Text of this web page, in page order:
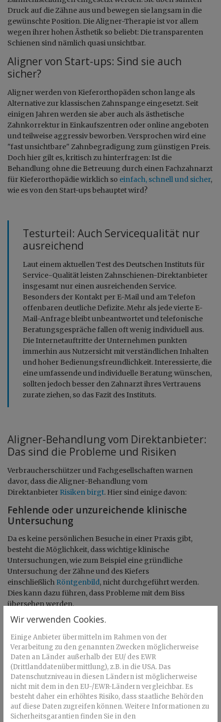
Druck auf die Zähne aus und bewegen sie langsam in die
gewünschte Position. Die Aligner-Therapie ist vor allem
wegen ihrer hohen Ästhetik so beliebt: Die transparenten
Schienen sind nämlich quasi unsichtbar.
Aligner von Start-ups: Sind sie auch
sicher?
Aligner werden von Kieferorthopäden schon lange als
Alternative zur klassischen Zahnspange eingesetzt. Seit
einigen Jahren werden sie aber auch als ästhetische
Zahnkorrektur in Einkaufszentren oder online angeboten
und teilweise aggressiv beworben. Versprochen wird eine
"fast unsichtbare" Zahnbegradigung zum günstigen Preis.
Doch hier gilt es, kritisch zu hinterfragen: Ist die
Behandlung ohne die Betreuung durch einen Fachzahnarzt
für Kieferorthopädie wirklich so einfach, schnell und sicher,
wie es von den Start-ups behauptet wird?
Testurteil: Auch Servicequalität nur
ausreichend
Laut einem aktuellen Test des Deutschen Instituts für
Service-Qualität leisten Zahnschienen-Direktanbieter
insgesamt nur einen ausreichenden Service.
Besonders der Kontakt per E-Mail und am Telefon
offenbaren deutliche Defizite. Mehr als jede vierte E-
Mail-Anfrage bleibt unbeantwortet und telefonische
Beratungsgespräche fallen oft wenig individuell aus.
Die Internetauftritte der Unternehmen punkten
immerhin aus Nutzersicht mit verständlichen Inhalten
und hoher Bedienungsfreundlichkeit. Interessierte, die
eine umfassende und individuelle Beratung wünschen,
sollten jedoch besser den Zahnarzt ihres Vertrauens
zurate ziehen, so das Fazit des Instituts.
Aligner-Behandlung vom Direktanbieter:
Das sind die Probleme und Risiken
Verbraucherschützer und Fachgesellschaften warnen
davor, dass die Aligner-Behandlung vom
Direktanbieter Risiken birgt. Hier sind einige davon:
Fehlende oder unzureichende klinische
Untersuchung
Da es keine persönlichen Besuche in einer Praxis gibt,
besteht die Möglichkeit, dass wichtige klinische
Untersuchungen, wie zum Beispiel eine gründliche
Untersuchung der Zähne und des Kiefers
einschließlich Röntgenbild, nicht durchgeführt werden.
Dies kann dazu führen, dass Probleme mit dem Biss
übersehen werden.
Kein persönlicher Kontakt
Es gibt keinen persönlichen Kontakt mit einem
Kieferorthopäden, der die Behandlung überwacht. Dies
kann bedeuten, dass Probleme zu spät erkannt werden.
Keine Behandlung von
Kiefergelenkproblemen
Viele Menschen habenProbleme mit dem Kiefergelenk, die
durch eine Behandlung mit Alignern verschlimmert
Wir verwenden Cookies.
Einige Anbieter übermitteln im Rahmen von der
Verarbeitung zu den genannten Zwecken möglicherweise
Daten an Länder außerhalb der EU/ des EWR
(Drittlanddatenübermittlung), z.B. in die USA. Das
Datenschutzniveau in diesen Ländern ist möglicherweise
nicht mit dem in den EU-/EWR-Ländern vergleichbar. Es
besteht daher ein erhöhtes Risiko, dass staatliche Behörden
auf diese Daten zugreifen können. Weitere Informationen zu
Sicherheitsgarantien finden Sie in den